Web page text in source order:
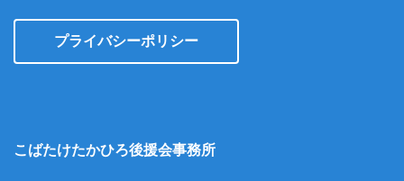
プライバシーポリシー
こばたけたかひろ後援会事務所